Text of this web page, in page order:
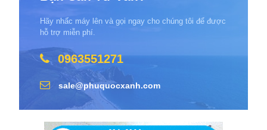
Hãy nhấc máy lên và gọi ngay cho chúng tôi để được
hỗ trợ miễn phí.
0963551271
sale@phuquocxanh.com